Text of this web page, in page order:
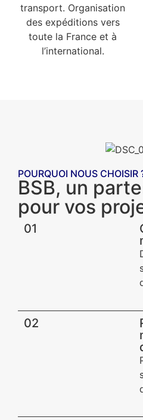
transport. Organisation
des expéditions vers
toute la France et à
l’international.
POURQUOI NOUS CHOISIR
BSB, un
pour vos
01
02